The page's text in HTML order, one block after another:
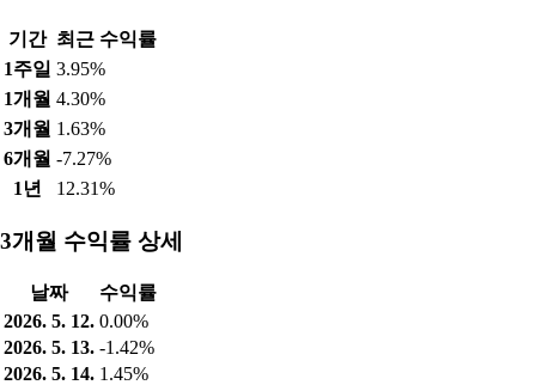
기간 최근 수익률
1주일 3.95%
1개월 4.30%
3개월 1.63%
6개월 -7.27%
1년
12.31%
3개월 수익률 상세
날짜
수익률
2026. 5. 12. 0.00%
2026. 5. 13. -1.42%
2026. 5. 14. 1.45%